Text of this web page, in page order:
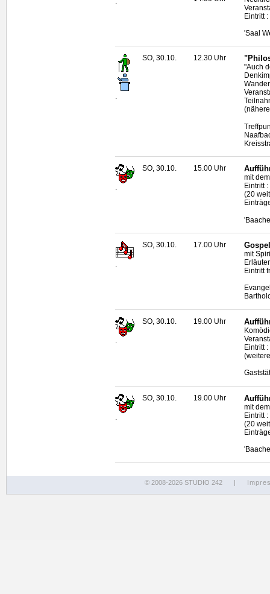
Eintritt
'Saal
.
SO, 30.10. 12.30 Uhr
"Auch
.
SO, 30.10. 15.00 Uhr
mit
Eintritt
(20
.
SO, 30.10. 17.00 Uhr
mit
Eintritt
SO, 30.10. 19.00 Uhr
Eintritt
SO, 30.10. 19.00 Uhr
mit
Eintritt
(20
© 2008-2026 STUDIO 242